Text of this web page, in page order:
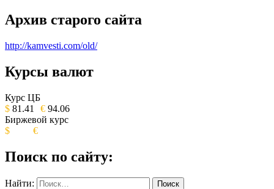
Архив старого сайта
http://kamvesti.com/old/
ОБЩЕСТВЕННО-ПОЛИТИЧЕСКОЕ
ИЗДАНИЕ КАМЧАТСКОГО КРАЯ.
Курсы валют
Курс ЦБ
$ 81.41 € 94.06
Биржевой курс
$
€
Поиск по сайту:
Найти: